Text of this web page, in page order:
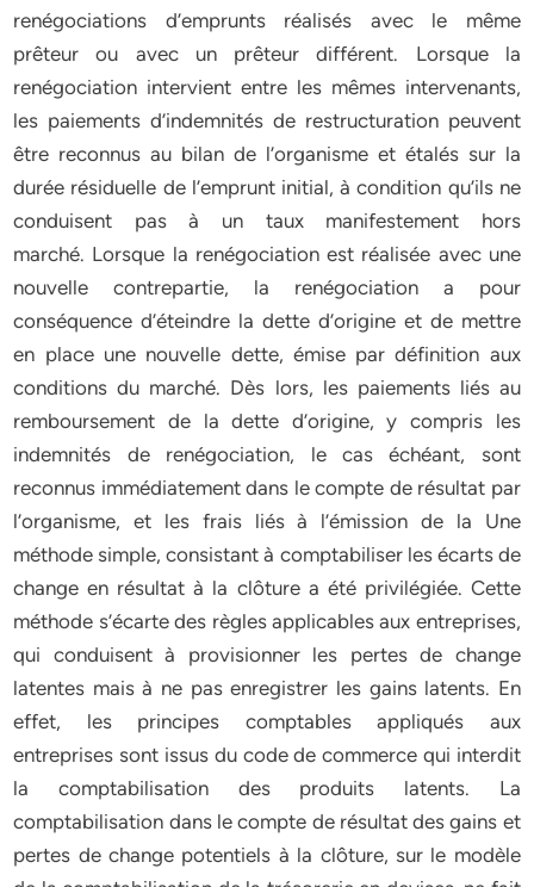
renégociations d’emprunts réalisés avec le même
prêteur ou avec un prêteur différent. Lorsque la
renégociation intervient entre les mêmes intervenants,
les paiements d’indemnités de restructuration peuvent
être reconnus au bilan de l’organisme et étalés sur la
durée résiduelle de l’emprunt initial, à condition qu’ils ne
conduisent pas à un taux manifestement hors
marché. Lorsque la renégociation est réalisée avec une
nouvelle contrepartie, la renégociation a pour
conséquence d’éteindre la dette d’origine et de mettre
en place une nouvelle dette, émise par définition aux
conditions du marché. Dès lors, les paiements liés au
remboursement de la dette d’origine, y compris les
indemnités de renégociation, le cas échéant, sont
reconnus immédiatement dans le compte de résultat par
l’organisme, et les frais liés à l’émission de la Une
méthode simple, consistant à comptabiliser les écarts de
change en résultat à la clôture a été privilégiée. Cette
méthode s’écarte des règles applicables aux entreprises,
qui conduisent à provisionner les pertes de change
latentes mais à ne pas enregistrer les gains latents. En
effet, les principes comptables appliqués aux
entreprises sont issus du code de commerce qui interdit
la comptabilisation des produits latents. La
comptabilisation dans le compte de résultat des gains et
pertes de change potentiels à la clôture, sur le modèle